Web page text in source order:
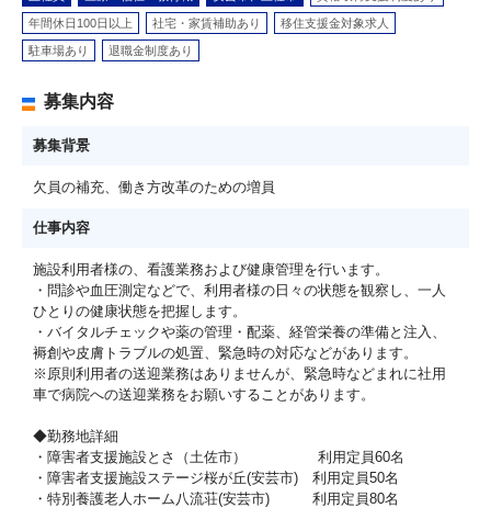
年間休日100日以上 社宅・家賃補助あり 移住支援金対象求人
駐車場あり 退職金制度あり
募集内容
募集背景
欠員の補充、働き方改革のための増員
仕事内容
施設利用者様の、看護業務および健康管理を行います。
・問診や血圧測定などで、利用者様の日々の状態を観察し、一人
ひとりの健康状態を把握します。
・バイタルチェックや薬の管理・配薬、経管栄養の準備と注入、
褥創や皮膚トラブルの処置、緊急時の対応などがあります。
※原則利用者の送迎業務はありませんが、緊急時などまれに社用
車で病院への送迎業務をお願いすることがあります。
◆勤務地詳細
・障害者支援施設とさ（土佐市） 利用定員60名
・障害者支援施設ステージ桜が丘(安芸市) 利用定員50名
・特別養護老人ホーム八流荘(安芸市) 利用定員80名